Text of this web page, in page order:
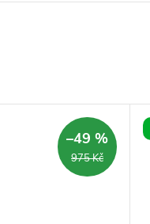
975 Kč
–49 %